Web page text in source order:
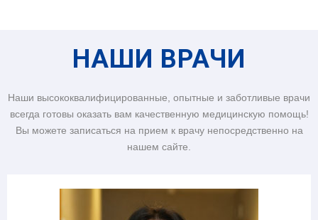
НАШИ ВРАЧИ
Наши высококвалифицированные, опытные и заботливые врачи
всегда готовы оказать вам качественную медицинскую помощь!
Вы можете записаться на прием к врачу непосредственно на
нашем сайте.